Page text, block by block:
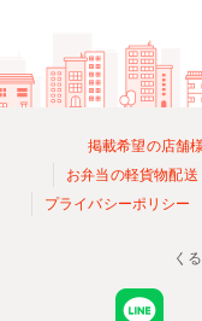
掲載希望の店舗
お弁当の軽貨物配
プライバシーポリシー
く